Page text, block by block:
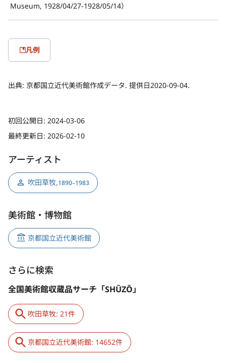
Museum, 1928/04/27-1928/05/14）
凡例
出典: 京都国立近代美術館作成データ. 提供日2020-09-04.
初回公開日: 2024-03-06
最終更新日: 2026-02-10
アーティスト
吹田草牧,1890–1983
美術館・博物館
京都国立近代美術館
さらに検索
全国美術館収蔵品サーチ「SHŪZŌ」
吹田草牧: 21件
京都国立近代美術館: 14652件